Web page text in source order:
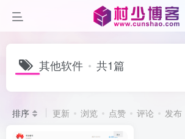
其他软件 共1篇
排序 更新 浏览 点赞 评论 发布